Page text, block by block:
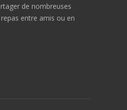
de nombreuses
entre amis ou en